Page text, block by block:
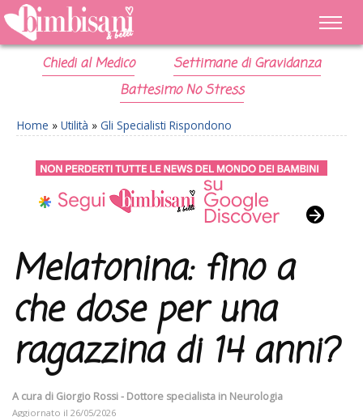
Chiedi al Medico
Settimane di Gravidanza
Battesimo No Stress
Home » Utilità » Gli Specialisti Rispondono
Melatonina: fino a
che dose per una
ragazzina di 14 anni?
A cura di Giorgio Rossi - Dottore specialista in Neurologia
Aggiornato il 26/05/2026